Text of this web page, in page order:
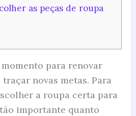
as peças de roupa
para renovar
novas metas. Para
a roupa certa para
importante quanto